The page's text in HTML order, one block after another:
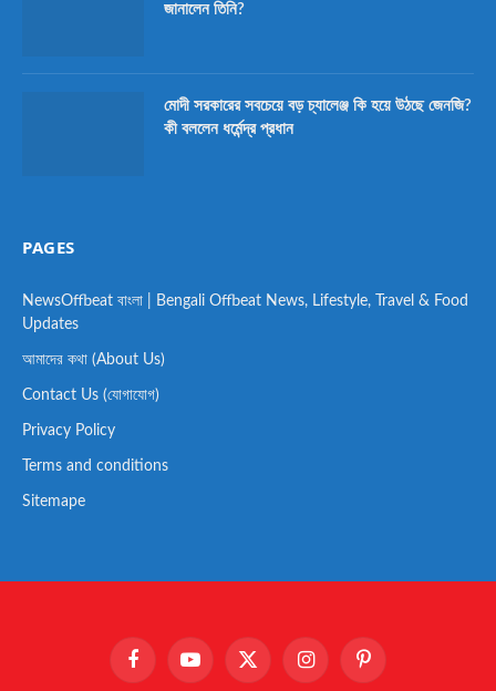
জানালেন তিনি?
মোদী সরকারের সবচেয়ে বড় চ্যালেঞ্জ কি হয়ে উঠছে জেনজি?
কী বললেন ধর্মেন্দ্র প্রধান
PAGES
NewsOffbeat বাংলা | Bengali Offbeat News, Lifestyle, Travel & Food
Updates
আমাদের কথা (About Us)
Contact Us (যোগাযোগ)
Privacy Policy
Terms and conditions
Sitemape
FacebookYouTube X
InstagramPinterest